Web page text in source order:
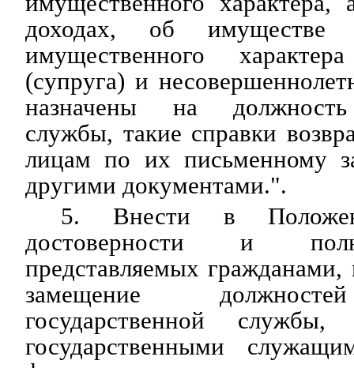
доходах, об имуществе и
имущественного
(супруга) и
назначены на должность
службы, такие справки
лицам по их письменному
другими документами.".
5. Внести в
достоверности и
представляемых
замещение
государственной
государственными